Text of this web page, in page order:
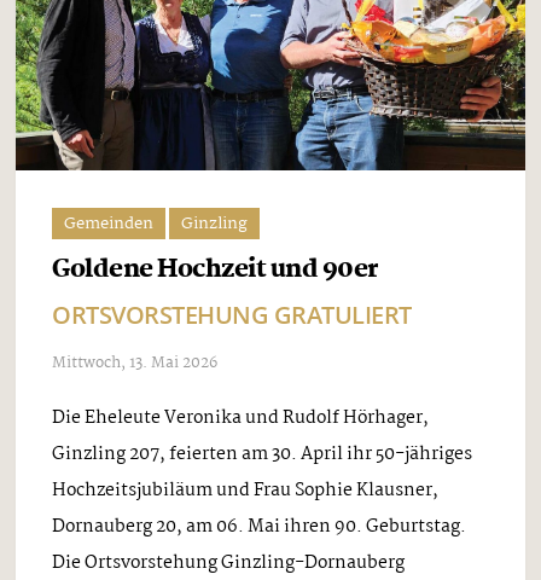
Gemeinden Ginzling
Goldene Hochzeit und 90er
ORTSVORSTEHUNG GRATULIERT
Mittwoch, 13. Mai 2026
Die Eheleute Veronika und Rudolf Hörhager,
Ginzling 207, feierten am 30. April ihr 50-jähriges
Hochzeitsjubiläum und Frau Sophie Klausner,
Dornauberg 20, am 06. Mai ihren 90. Geburtstag.
Die Ortsvorstehung Ginzling-Dornauberg